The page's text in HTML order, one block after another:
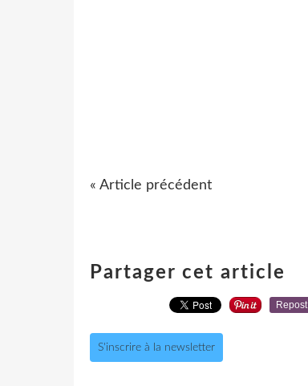
« Article précédent
Partager cet article
Repost
S'inscrire à la newsletter